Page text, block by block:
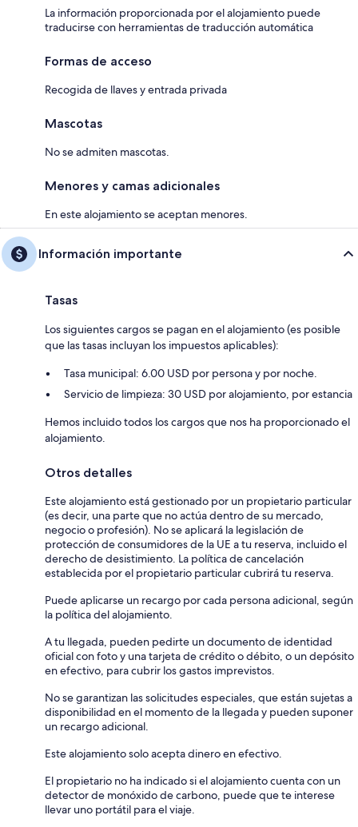
La información proporcionada por el alojamiento puede
traducirse con herramientas de traducción automática
Formas de acceso
Recogida de llaves y entrada privada
Mascotas
No se admiten mascotas.
Menores y camas adicionales
En este alojamiento se aceptan menores.
Información importante
Tasas
Los siguientes cargos se pagan en el alojamiento (es posible
que las tasas incluyan los impuestos aplicables):
Tasa municipal: 6.00 USD por persona y por noche.
Servicio de limpieza: 30 USD por alojamiento, por estancia
Hemos incluido todos los cargos que nos ha proporcionado el
alojamiento.
Otros detalles
Este alojamiento está gestionado por un propietario particular
(es decir, una parte que no actúa dentro de su mercado,
negocio o profesión). No se aplicará la legislación de
protección de consumidores de la UE a tu reserva, incluido el
derecho de desistimiento. La política de cancelación
establecida por el propietario particular cubrirá tu reserva.
Puede aplicarse un recargo por cada persona adicional, según
la política del alojamiento.
A tu llegada, pueden pedirte un documento de identidad
oficial con foto y una tarjeta de crédito o débito, o un depósito
en efectivo, para cubrir los gastos imprevistos.
No se garantizan las solicitudes especiales, que están sujetas a
disponibilidad en el momento de la llegada y pueden suponer
un recargo adicional.
Este alojamiento solo acepta dinero en efectivo.
El propietario no ha indicado si el alojamiento cuenta con un
detector de monóxido de carbono, puede que te interese
llevar uno portátil para el viaje.